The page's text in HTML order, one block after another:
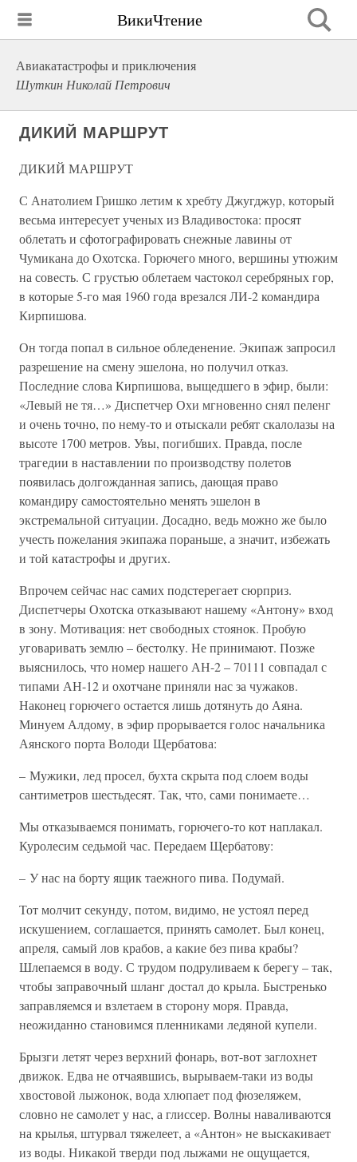
ВикиЧтение
Авиакатастрофы и приключения
Шуткин Николай Петрович
ДИКИЙ МАРШРУТ
ДИКИЙ МАРШРУТ
С Анатолием Гришко летим к хребту Джугджур, который
весьма интересует ученых из Владивостока: просят
облетать и сфотографировать снежные лавины от
Чумикана до Охотска. Горючего много, вершины утюжим
на совесть. С грустью облетаем частокол серебряных гор,
в которые 5-го мая 1960 года врезался ЛИ-2 командира
Кирпишова.
Он тогда попал в сильное обледенение. Экипаж запросил
разрешение на смену эшелона, но получил отказ.
Последние слова Кирпишова, выщедшего в эфир, были:
«Левый не тя…» Диспетчер Охи мгновенно снял пеленг
и очень точно, по нему-то и отыскали ребят скалолазы на
высоте 1700 метров. Увы, погибших. Правда, после
трагедии в наставлении по производству полетов
появилась долгожданная запись, дающая право
командиру самостоятельно менять эшелон в
экстремальной ситуации. Досадно, ведь можно же было
учесть пожелания экипажа пораньше, а значит, избежать
и той катастрофы и других.
Впрочем сейчас нас самих подстерегает сюрприз.
Диспетчеры Охотска отказывают нашему «Антону» вход
в зону. Мотивация: нет свободных стоянок. Пробую
уговаривать землю – бестолку. Не принимают. Позже
выяснилось, что номер нашего АН-2 – 70111 совпадал с
типами АН-12 и охотчане приняли нас за чужаков.
Наконец горючего остается лишь дотянуть до Аяна.
Минуем Алдому, в эфир прорывается голос начальника
Аянского порта Володи Щербатова:
– Мужики, лед просел, бухта скрыта под слоем воды
сантиметров шестьдесят. Так, что, сами понимаете…
Мы отказываемся понимать, горючего-то кот наплакал.
Куролесим седьмой час. Передаем Щербатову:
– У нас на борту ящик таежного пива. Подумай.
Тот молчит секунду, потом, видимо, не устоял перед
искушением, соглашается, принять самолет. Был конец,
апреля, самый лов крабов, а какие без пива крабы?
Шлепаемся в воду. С трудом подруливаем к берегу – так,
чтобы заправочный шланг достал до крыла. Быстренько
заправляемся и взлетаем в сторону моря. Правда,
неожиданно становимся пленниками ледяной купели.
Брызги летят через верхний фонарь, вот-вот заглохнет
движок. Едва не отчаявшись, вырываем-таки из воды
хвостовой лыжонок, вода хлюпает под фюзеляжем,
словно не самолет у нас, а глиссер. Волны наваливаются
на крылья, штурвал тяжелеет, а «Антон» не выскакивает
из воды. Никакой тверди под лыжами не ощущается,